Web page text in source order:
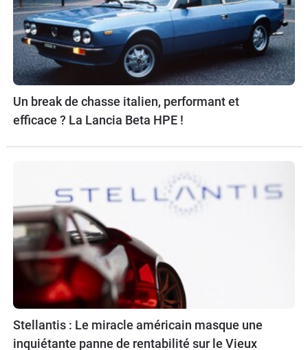
Un break de chasse italien, performant et
efficace ? La Lancia Beta HPE !
Stellantis : Le miracle américain masque une
inquiétante panne de rentabilité sur le Vieux